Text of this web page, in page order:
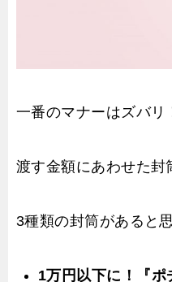
一番のマナーはズバリ
渡す金額にあわせた封
3種類の封筒があると
1万円以下に！『ポ